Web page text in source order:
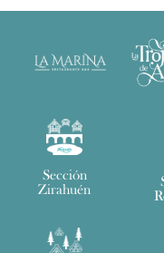
Sección
Zirahuén